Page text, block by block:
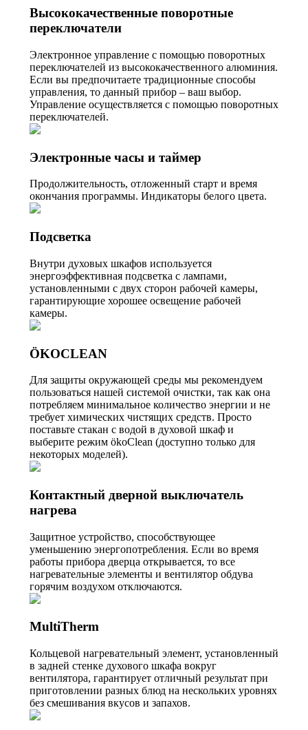
Высококачественные поворотные
переключатели
Электронное управление с помощью поворотных
переключателей из высококачественного алюминия.
Если вы предпочитаете традиционные способы
управления, то данный прибор – ваш выбор.
Управление осуществляется с помощью поворотных
переключателей.
Электронные часы и таймер
Продолжительность, отложенный старт и время
окончания программы. Индикаторы белого цвета.
Подсветка
Внутри духовых шкафов используется
энергоэффективная подсветка с лампами,
установленными с двух сторон рабочей камеры,
гарантирующие хорошее освещение рабочей
камеры.
ÖKOCLEAN
Для защиты окружающей среды мы рекомендуем
пользоваться нашей системой очистки, так как она
потребляем минимальное количество энергии и не
требует химических чистящих средств. Просто
поставьте стакан с водой в духовой шкаф и
выберите режим ökoClean (доступно только для
некоторых моделей).
Контактный дверной выключатель
нагрева
Защитное устройство, способствующее
уменьшению энергопотребления. Если во время
работы прибора дверца открывается, то все
нагревательные элементы и вентилятор обдува
горячим воздухом отключаются.
MultiTherm
Кольцевой нагревательный элемент, установленный
в задней стенке духового шкафа вокруг
вентилятора, гарантирует отличный результат при
приготовлении разных блюд на нескольких уровнях
без смешивания вкусов и запахов.